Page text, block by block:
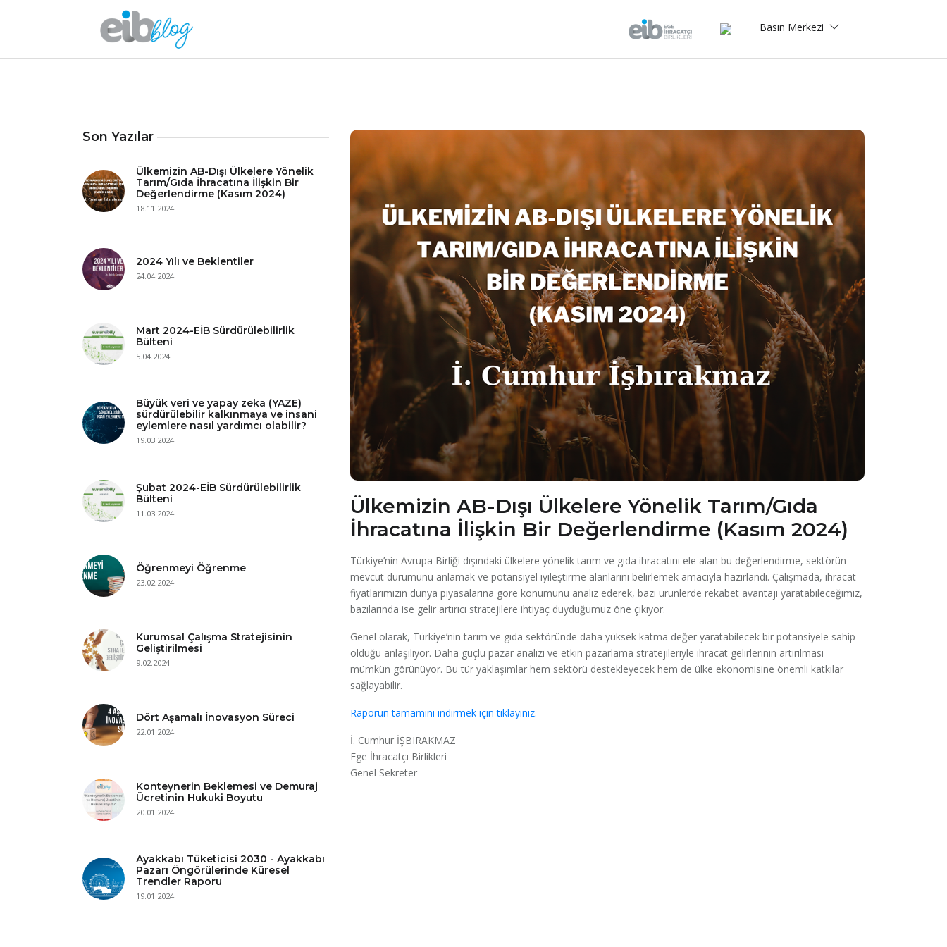
Basın Merkezi
Son Yazılar
Ülkemizin AB-Dışı Ülkelere Yönelik
Tarım/Gıda İhracatına İlişkin Bir
Değerlendirme (Kasım 2024)
18.11.2024
2024 Yılı ve Beklentiler
24.04.2024
Mart 2024-EİB Sürdürülebilirlik
Bülteni
5.04.2024
Büyük veri ve yapay zeka (YAZE)
sürdürülebilir kalkınmaya ve insani
eylemlere nasıl yardımcı olabilir?
19.03.2024
Şubat 2024-EİB Sürdürülebilirlik
Bülteni
11.03.2024
Öğrenmeyi Öğrenme
23.02.2024
Kurumsal Çalışma Stratejisinin
Geliştirilmesi
9.02.2024
Dört Aşamalı İnovasyon Süreci
22.01.2024
Konteynerin Beklemesi ve Demuraj
Ücretinin Hukuki Boyutu
20.01.2024
Ayakkabı Tüketicisi 2030 - Ayakkabı
Pazarı Öngörülerinde Küresel
Trendler Raporu
19.01.2024
Ülkemizin AB-Dışı Ülkelere Yönelik Tarım/Gıda
İhracatına İlişkin Bir Değerlendirme (Kasım 2024)
Türkiye’nin Avrupa Birliği dışındaki ülkelere yönelik tarım ve gıda ihracatını ele alan bu değerlendirme, sektörün
mevcut durumunu anlamak ve potansiyel iyileştirme alanlarını belirlemek amacıyla hazırlandı. Çalışmada, ihracat
fiyatlarımızın dünya piyasalarına göre konumunu analiz ederek, bazı ürünlerde rekabet avantajı yaratabileceğimiz,
bazılarında ise gelir artırıcı stratejilere ihtiyaç duyduğumuz öne çıkıyor.
Genel olarak, Türkiye’nin tarım ve gıda sektöründe daha yüksek katma değer yaratabilecek bir potansiyele sahip
olduğu anlaşılıyor. Daha güçlü pazar analizi ve etkin pazarlama stratejileriyle ihracat gelirlerinin artırılması
mümkün görünüyor. Bu tür yaklaşımlar hem sektörü destekleyecek hem de ülke ekonomisine önemli katkılar
sağlayabilir.
Raporun tamamını indirmek için tıklayınız.
İ. Cumhur İŞBIRAKMAZ
Ege İhracatçı Birlikleri
Genel Sekreter